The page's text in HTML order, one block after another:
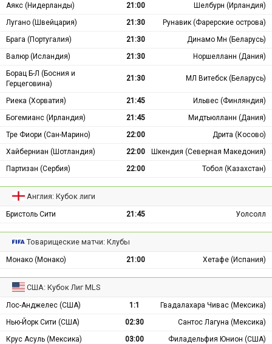
Аякс (Нидерланды)
21:00
Шелбурн (Ирландия)
Лугано (Швейцария)
21:30
Рунавик (Фарерские острова)
Брага (Португалия)
21:30
Динамо Мн (Беларусь)
Валюр (Исландия)
21:30
Норшелланн (Дания)
Борац Б-Л (Босния и
Герцеговина)
21:30 МЛ Витебск (Беларусь)
Риека (Хорватия) 21:45
Ильвес (Финляндия)
Богемианс (Ирландия)
21:45
Мидтьюлланн (Дания)
Тре Фиори (Сан-Марино)
22:00
Дрита (Косово)
Хайберниан (Шотландия)
22:00
Шкендия (Северная Македония)
Партизан (Сербия)
22:00 Тобол (Казахстан)
Англия: Кубок лиги
Бристоль Сити 21:45 Уолсолл
Товарищеские матчи: Клубы
Монако (Монако) 21:00 Хетафе (Испания)
США: Кубок Лиг MLS
Лос-Анджелес (США) 1:1
Гвадалахара Чивас (Мексика)
Нью-Йорк Сити (США)
02:30
Сантос Лагуна (Мексика)
Крус Асуль (Мексика)
03:00
Филадельфия Юнион (США)